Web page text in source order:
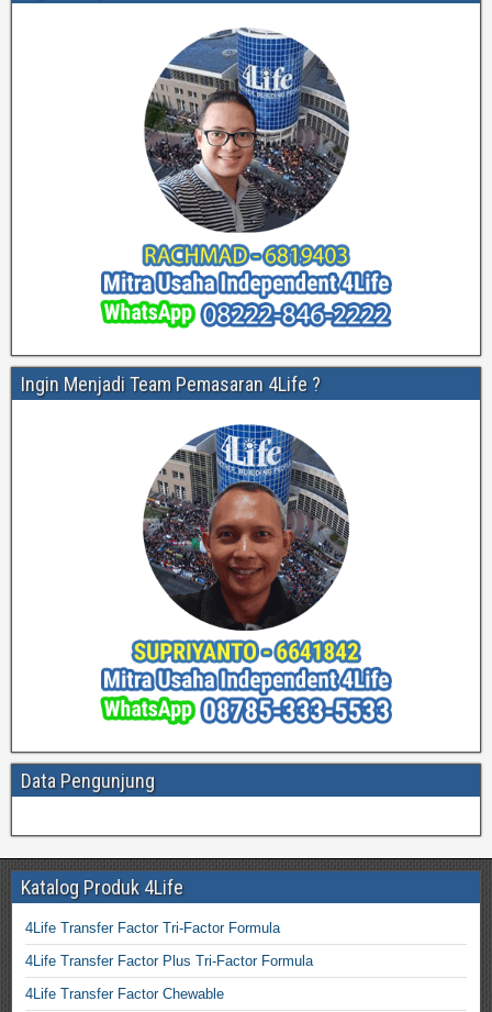
Ingin Menjadi Team Pemasaran 4Life ?
Data Pengunjung
Katalog Produk 4Life
4Life Transfer Factor Tri-Factor Formula
4Life Transfer Factor Plus Tri-Factor Formula
4Life Transfer Factor Chewable